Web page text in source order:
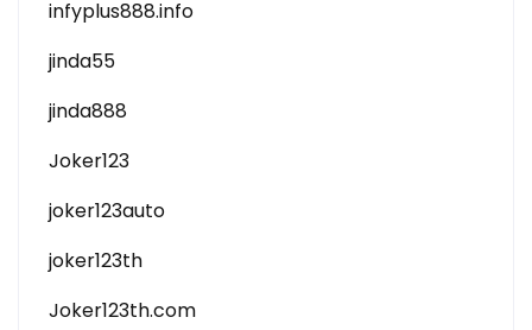
infyplus888.info
jinda55
jinda888
Joker123
joker123auto
joker123th
Joker123th.com